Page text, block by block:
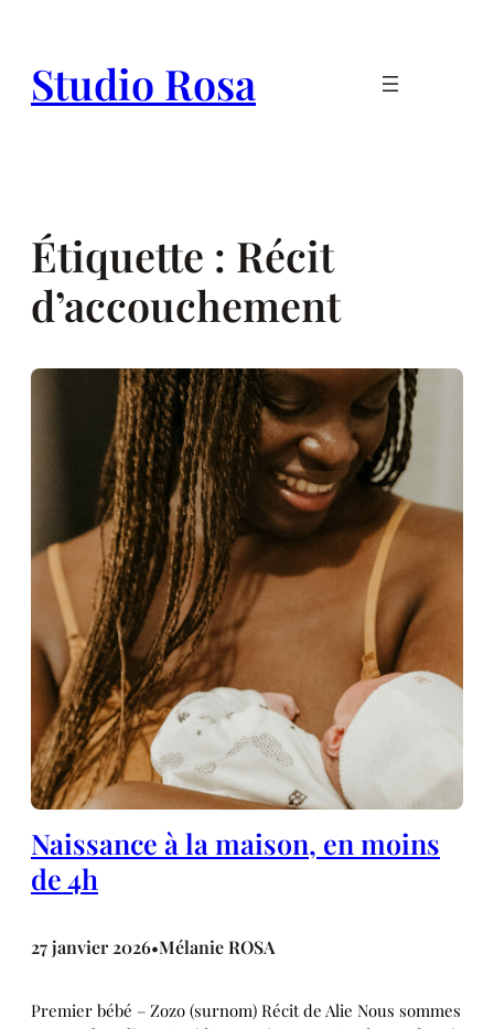
contenu
Studio Rosa
Étiquette : Récit
d’accouchement
Naissance à la maison, en moins
de 4h
27 janvier 2026•Mélanie ROSA
Premier bébé – Zozo (surnom) Récit de Alie Nous sommes